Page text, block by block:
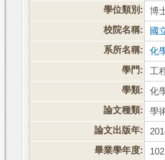
學位類別:
博
校院名稱:
國
系所名稱:
化
學門:
工
學類:
化
論文種類:
學
論文出版年:
畢業學年度:
102